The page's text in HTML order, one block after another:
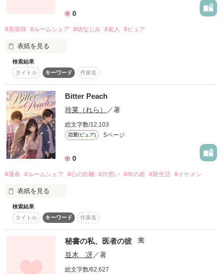
＊＊逆ハー青春ラブコメディ＊＊
※この物語はフィクションです。実在するものとは、一切関係
ありません。
※未成年者の飲酒シーンが含まれていますが、法律で禁じられ
ています。
誹謗・中傷は、ご遠慮願います。
苺花のことを一途に想う？、悪魔系幼なじみ
(Nagito Suzuhara)
優しいウサギと、意地悪なオオカミとの同居生活は
キケンがいっぱい！
ただただ一途に愛されちゃう、
甘くてとろけそうなルームシェアの
はじまり、はじまり…♡
《執筆期間》
2021.11.07 〜 2022.01.25
緋村燐さま(@himurarin_hirin)
素敵な表紙をありがとうございます\♡/
ﾀｲﾄﾙは
『〈短編〉 Secret living together life』です。
はぁ～ 諦めよう。
突如、教師三人と
暮らすことになった高校生
〈早美梓〉
男三人とかすみません。
今日から宜しくお願いしますね。
敬語が通常運転の理科教師
〈荷内泰佑〉
おい、梓、
飯は女が作るもんだろ
俺様だけど家族思いの国語教師
〈神宮司勇人〉
0
#美容師 #ルームシェア #幼なじみ #友人 #ピュア
表紙を見る
生まれ変わっても、あなたとまた逢いたい。
「ほんと、可愛いな、お前。女の子だったら・・・」
「ぎゃー、なにすんだよー」
僕より、何倍もカッコよく生きる君なのに。
どこに居ても、ともだち。
そう。
生まれ変わっても・・・。
作品を読む
検索結果
タイトル
キーワード 作家名
Bitter Peach
玲莱（れら） ／著
総文字数/12,103
恋愛(ピュア) 5ページ
0
#運命 #ルームシェア #心の距離 #片想い #年の差 #新生活 #イケメン
表紙を見る
大学卒業を控えた柚月は、
就職先の近くでルームシェアを始める（大阪市南部、西側）。
祖母が管理している物件で、
ルームメイトも祖母の知人だと連絡がきた。
何の不安もなく迎えたルームメイトと対面の日、
やってきたのは年上の男性・輝生だった。
検索結果
タイトル
キーワード 作家名
秘書の私、医者の彼 完
並木 冴／著
総文字数/62,627